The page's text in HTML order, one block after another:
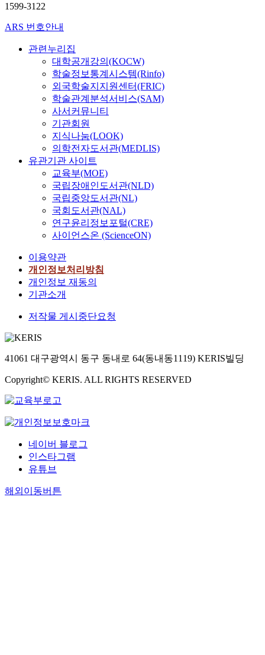
1599-3122
ARS 번호안내
관련누리집
대학공개강의(KOCW)
학술정보통계시스템(Rinfo)
외국학술지지원센터(FRIC)
학술관계분석서비스(SAM)
사서커뮤니티
기관회원
지식나눔(LOOK)
의학전자도서관(MEDLIS)
유관기관 사이트
교육부(MOE)
국립장애인도서관(NLD)
국립중앙도서관(NL)
국회도서관(NAL)
연구윤리정보포털(CRE)
사이언스온 (ScienceON)
이용약관
개인정보처리방침
개인정보 재동의
기관소개
저작물 게시중단요청
41061 대구광역시 동구 동내로 64(동내동1119) KERIS빌딩
Copyright© KERIS. ALL RIGHTS RESERVED
네이버 블로그
인스타그램
유튜브
해외이동버튼